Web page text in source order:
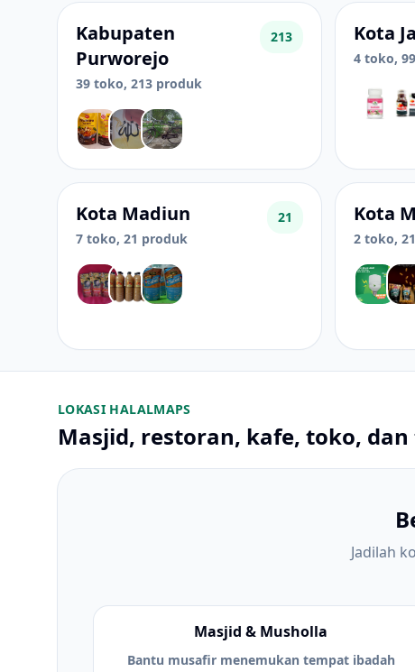
Kabupaten
Purworejo
39 toko, 213 produk
213 Kota
4 toko,
Kota Madiun
7 toko, 21 produk
21 Kota
2 toko,
LOKASI HALALMAPS
Masjid, restoran, kafe, toko,
Jadilah
Masjid & Musholla
Bantu musafir menemukan tempat ibadah